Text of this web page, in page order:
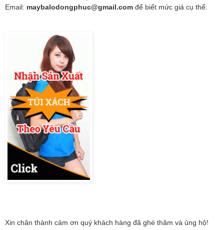
Email: maybalodongphuc@gmail.com để biết mức giá cụ thể:
Xin chân thành cảm ơn quý khách hàng đã ghé thăm và ủng hộ!